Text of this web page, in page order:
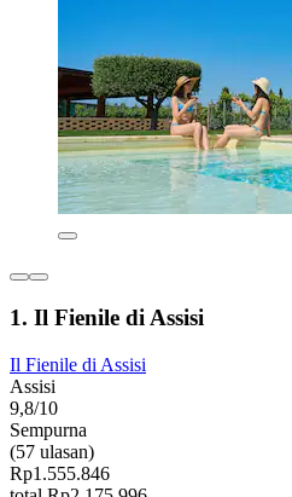
1. Il Fienile di Assisi
Il Fienile di Assisi
Assisi
9,8/10
Sempurna
(57 ulasan)
Rp1.555.846